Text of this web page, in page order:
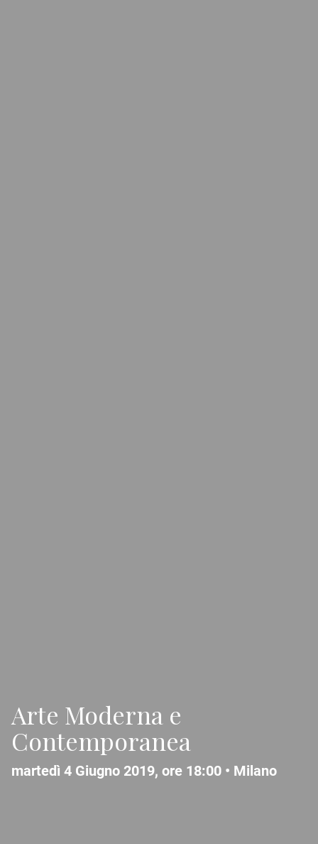
Arte Moderna e
Contemporanea
martedì 4 Giugno 2019, ore 18:00 • Milano